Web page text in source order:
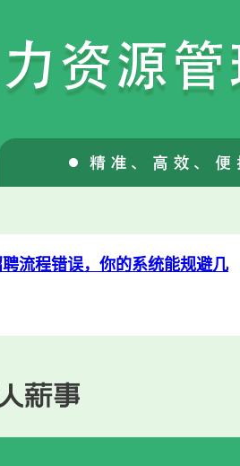
流程错误，你的系统能规避几